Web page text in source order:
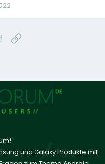
E-Mail
und Galaxy Produkte mit